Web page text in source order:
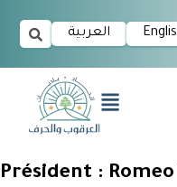
العربية
Président :